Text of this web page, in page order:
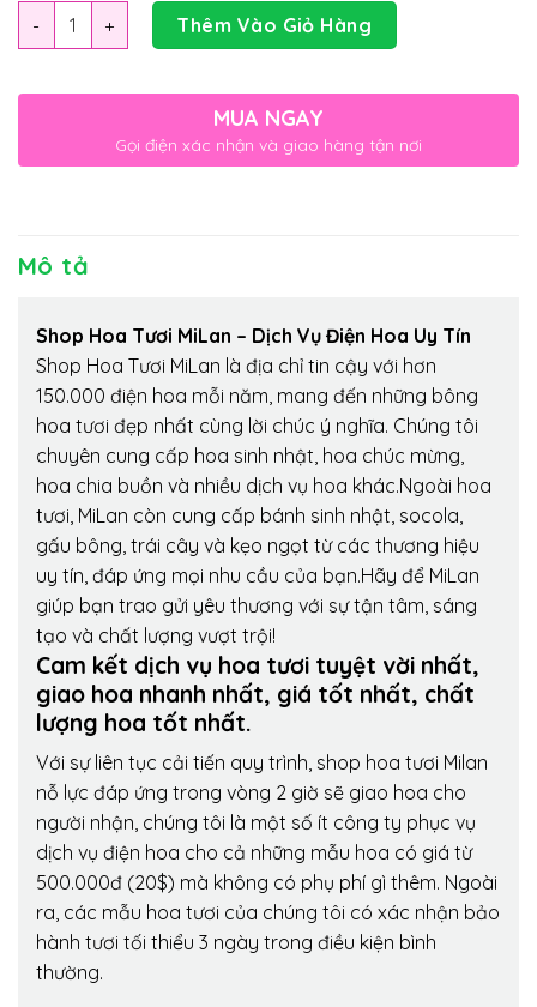
Số lượng Thêm Vào Giỏ Hàng
MUA NGAY
Gọi điện xác nhận và giao hàng tận nơi
Mô tả
Shop Hoa Tươi MiLan – Dịch Vụ Điện Hoa Uy Tín
Shop Hoa Tươi MiLan là địa chỉ tin cậy với hơn
150.000 điện hoa mỗi năm, mang đến những bông
hoa tươi đẹp nhất cùng lời chúc ý nghĩa. Chúng tôi
chuyên cung cấp hoa sinh nhật, hoa chúc mừng,
hoa chia buồn và nhiều dịch vụ hoa khác.Ngoài hoa
tươi, MiLan còn cung cấp bánh sinh nhật, socola,
gấu bông, trái cây và kẹo ngọt từ các thương hiệu
uy tín, đáp ứng mọi nhu cầu của bạn.Hãy để MiLan
giúp bạn trao gửi yêu thương với sự tận tâm, sáng
tạo và chất lượng vượt trội!
Cam kết dịch vụ hoa tươi tuyệt vời nhất,
giao hoa nhanh nhất, giá tốt nhất, chất
lượng hoa tốt nhất.
Với sự liên tục cải tiến quy trình, shop hoa tươi Milan
nỗ lực đáp ứng trong vòng 2 giờ sẽ giao hoa cho
người nhận, chúng tôi là một số ít công ty phục vụ
dịch vụ điện hoa cho cả những mẫu hoa có giá từ
500.000đ (20$) mà không có phụ phí gì thêm. Ngoài
ra, các mẫu hoa tươi của chúng tôi có xác nhận bảo
hành tươi tối thiểu 3 ngày trong điều kiện bình
thường.